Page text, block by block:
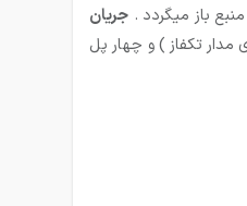
باز میگردد . جریان
تکفاز ) و چهار پل